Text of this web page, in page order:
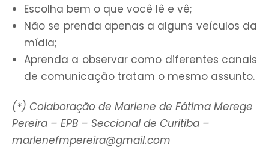
Escolha bem o que você lê e vê;
Não se prenda apenas a alguns veículos da
mídia;
Aprenda a observar como diferentes canais
de comunicação tratam o mesmo assunto.
(*) Colaboração de Marlene de Fátima Merege
Pereira – EPB – Seccional de Curitiba –
marlenefmpereira@gmail.com